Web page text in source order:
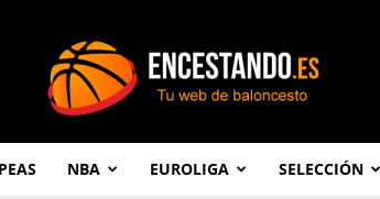
NBA EUROLIGA SELECCIÓN